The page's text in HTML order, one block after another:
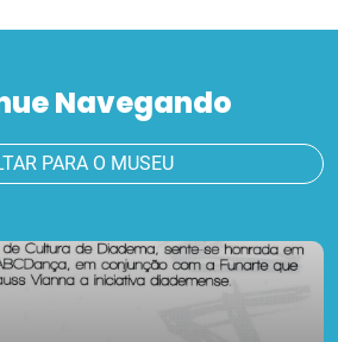
Navegando
PARA O MUSEU